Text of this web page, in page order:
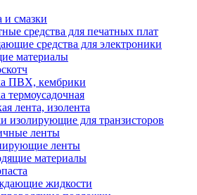
и смазки
средства для печатных плат
средства для электроники
материалы
ПВХ, кембрики
термоусадочная
лента, изолента
изолирующие для транзисторов
ленты
ленты
материалы
жидкости